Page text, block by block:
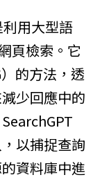
用大型語
頁檢索。它
的方法，透
少回應中的
以捕捉查詢
資料庫中進